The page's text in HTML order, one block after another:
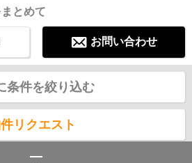
とめて
お問い合わせ
条件を絞り込む
リクエスト
東武鉄道東武亀戸線